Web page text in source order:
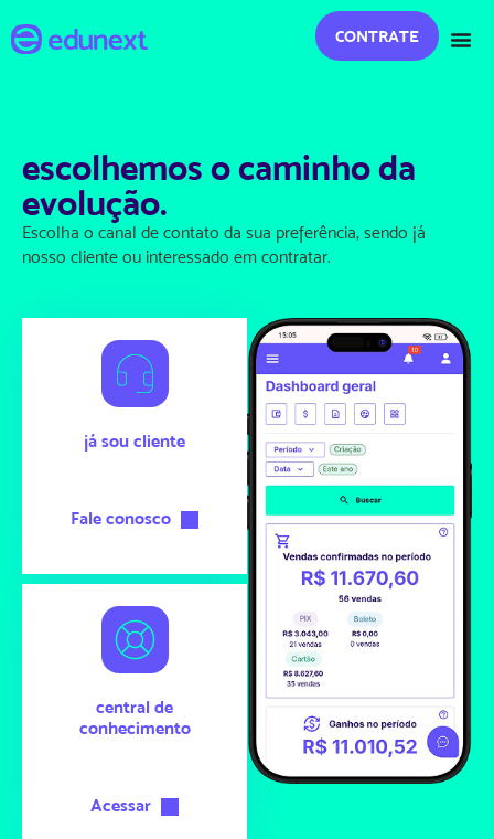
CONTRATE
escolhemos o caminho da
evolução.
Escolha o canal de contato da sua preferência, sendo já
nosso cliente ou interessado em contratar.
já sou cliente
Fale conosco
central de
conhecimento
Acessar